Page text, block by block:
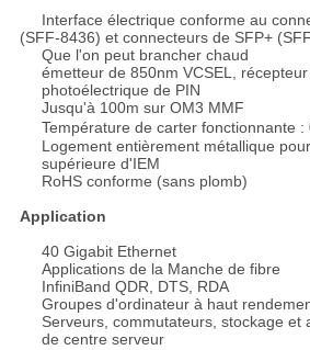
Interface électrique conforme au
(SFF-8436) et connecteurs de SFP+
Que l'on peut brancher chaud
émetteur de 850nm VCSEL,
photoélectrique de PIN
Jusqu'à 100m sur OM3 MMF
Température de carter fonctionnante
Logement entièrement métallique
supérieure d'IEM
RoHS conforme (sans plomb)
Application
40 Gigabit Ethernet
Applications de la Manche de fibre
InfiniBand QDR, DTS, RDA
Groupes d'ordinateur à haut
Serveurs, commutateurs, stockage et
de centre serveur